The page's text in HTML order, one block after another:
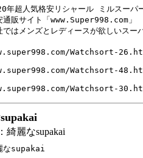
年超人気格安リシャール ミルスーパ
通販サイト「www.Super998.com」
ではメンズとレディースが欲しいスー
Watchsort-
Watchsort-
Watchsort-
綺麗なsupakai
なsupakai